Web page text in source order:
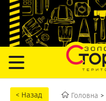
Головна >